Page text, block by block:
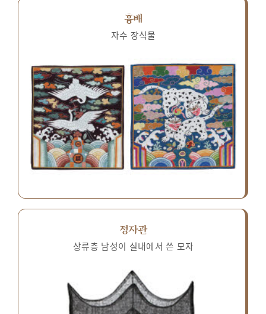
흉배
자수 장식물
정자관
상류층 남성이 실내에서 쓴 모자